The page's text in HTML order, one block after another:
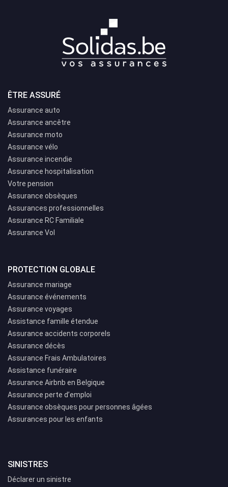
ÊTRE ASSURÉ
Assurance auto
Assurance ancêtre
Assurance moto
Assurance vélo
Assurance incendie
Assurance hospitalisation
Votre pension
Assurance obsèques
Assurances professionnelles
Assurance RC Familiale
Assurance Vol
PROTECTION GLOBALE
Assurance mariage
Assurance événements
Assurance voyages
Assistance famille étendue
Assurance accidents corporels
Assurance décès
Assurance Frais Ambulatoires
Assistance funéraire
Assurance Airbnb en Belgique
Assurance perte d’emploi
Assurance obsèques pour personnes âgées
Assurances pour les enfants
SINISTRES
Déclarer un sinistre